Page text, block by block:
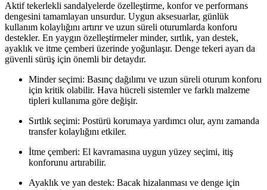
Aktif tekerlekli sandalyelerde özelleştirme, konfor ve performans
dengesini tamamlayan unsurdur. Uygun aksesuarlar, günlük
kullanım kolaylığını artırır ve uzun süreli oturumlarda konforu
destekler. En yaygın özelleştirmeler minder, sırtlık, yan destek,
ayaklık ve itme çemberi üzerinde yoğunlaşır. Denge tekeri ayarı da
güvenli sürüş için önemli bir detaydır.
Minder seçimi: Basınç dağılımı ve uzun süreli oturum konforu
için kritik olabilir. Hava hücreli sistemler ve farklı malzeme
tipleri kullanıma göre değişir.
Sırtlık seçimi: Postürü korumaya yardımcı olur, aynı zamanda
transfer kolaylığını etkiler.
İtme çemberi: El kavramasına uygun yüzey seçimi, itiş
konforunu artırabilir.
Ayaklık ve yan destek: Bacak hizalanması ve denge için